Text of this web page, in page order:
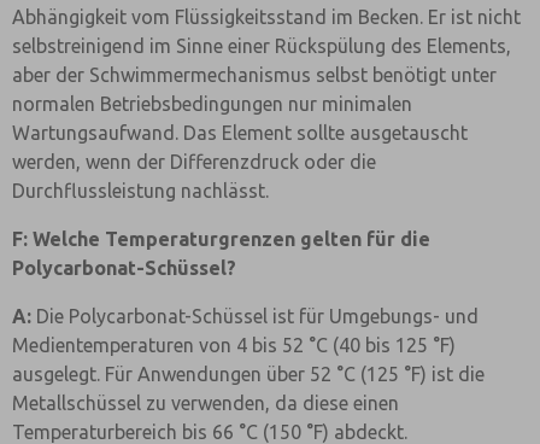
Abhängigkeit vom Flüssigkeitsstand im Becken. Er ist nicht
selbstreinigend im Sinne einer Rückspülung des Elements,
aber der Schwimmermechanismus selbst benötigt unter
normalen Betriebsbedingungen nur minimalen
Wartungsaufwand. Das Element sollte ausgetauscht
werden, wenn der Differenzdruck oder die
Durchflussleistung nachlässt.
F: Welche Temperaturgrenzen gelten für die
Polycarbonat-Schüssel?
A: Die Polycarbonat-Schüssel ist für Umgebungs- und
Medientemperaturen von 4 bis 52 °C (40 bis 125 °F)
ausgelegt. Für Anwendungen über 52 °C (125 °F) ist die
Metallschüssel zu verwenden, da diese einen
Temperaturbereich bis 66 °C (150 °F) abdeckt.